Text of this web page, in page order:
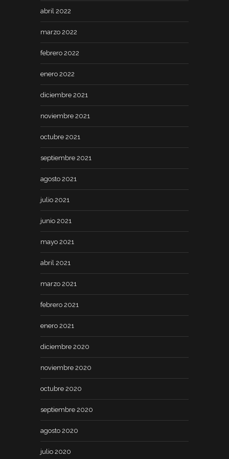
abril 2022
marzo 2022
febrero 2022
enero 2022
diciembre 2021
noviembre 2021
octubre 2021
septiembre 2021
agosto 2021
julio 2021
junio 2021
mayo 2021
abril 2021
marzo 2021
febrero 2021
enero 2021
diciembre 2020
noviembre 2020
octubre 2020
septiembre 2020
agosto 2020
julio 2020